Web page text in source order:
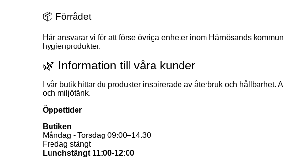
📦 Förrådet
Här ansvarar vi för att förse övriga enheter inom Härnösands
hygienprodukter.
🌿 Information till våra kunder
I vår butik hittar du produkter inspirerade av återbruk och hållbarhet.
och miljötänk.
Öppettider
Butiken
Måndag - Torsdag 09:00–14.30
Fredag stängt
Lunchstängt 11:00-12:00